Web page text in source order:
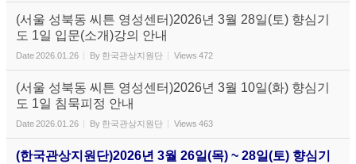
(서울 성북동 씨튼 영성센터)2026년 3월 28일(토) 향심기
도 1일 입문(소개)강의 안내
Date2026.01.26 By 한국관상지원단 Views 472
(서울 성북동 씨튼 영성센터)2026년 3월 10일(화) 향심기
도 1일 침묵피정 안내
Date2026.01.26 By 한국관상지원단 Views 463
(한국관상지원단)2026년 3월 26일(목) ~ 28일(토) 향심기